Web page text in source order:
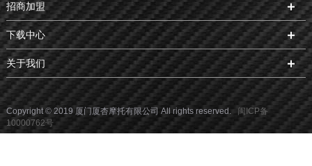
招商加盟
下载中心
关于我们
Copyright © 2019 厦门厦杏摩托有限公司 All rights reserved. 闽ICP备
10000762号